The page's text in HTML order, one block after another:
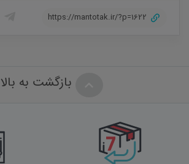
https://mantotak.ir/?p=1622
بازگشت به بالا